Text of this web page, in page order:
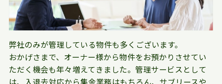
弊社のみが管理している物件も多くございます。
おかげさまで、オーナー様から物件をお預かりさせてい
ただく機会も年々増えてきました。管理サービスとして
は、入退去対応から集金業務はもちろん、サブリースや